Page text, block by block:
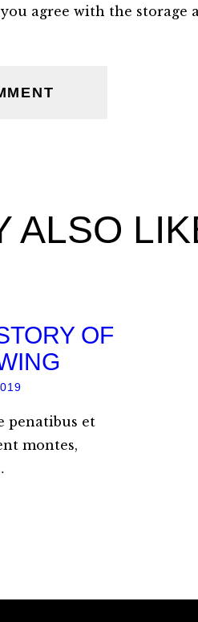
agree with the storage
ALSO
OF
penatibus et
montes,